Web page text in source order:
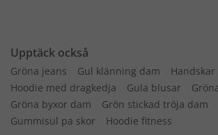
Upptäck också
Gröna jeans Gul klänning dam
Handskar
Hoodie med dragkedja
Gula blusar
Gröna byxor dam
Grön stickad tröja dam
Gummisul pa skor
Hoodie fitness